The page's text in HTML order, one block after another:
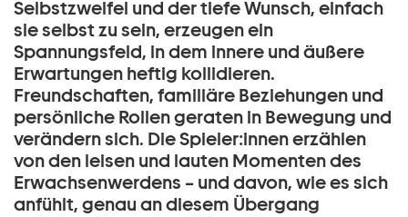
Selbstzweifel und der tiefe Wunsch, einfach
sie selbst zu sein, erzeugen ein
Spannungsfeld, in dem innere und äußere
Erwartungen heftig kollidieren.
Freundschaften, familiäre Beziehungen und
persönliche Rollen geraten in Bewegung und
verändern sich. Die Spieler:innen erzählen
von den leisen und lauten Momenten des
Erwachsenwerdens – und davon, wie es sich
anfühlt, genau an diesem Übergang